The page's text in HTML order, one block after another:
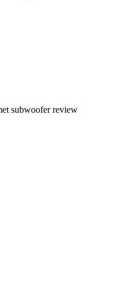
subwoofer review